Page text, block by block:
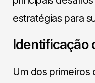
estratégias para
Identificação
Um dos